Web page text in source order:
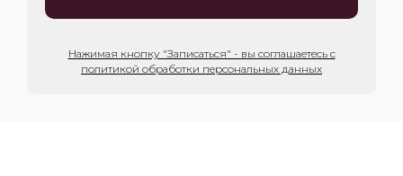
Нажимая кнопку "Записаться" - вы соглашаетесь с
политикой обработки персональных данных